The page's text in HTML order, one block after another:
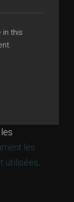
in this
les
utilisées